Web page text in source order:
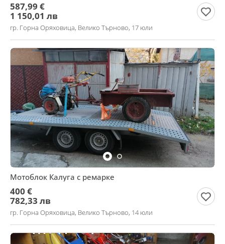
587,99 €
1 150,01 лв
гр. Горна Оряховица, Велико Търново, 17 юли
Мотоблок Калуга с ремарке
400 €
782,33 лв
гр. Горна Оряховица, Велико Търново, 14 юли